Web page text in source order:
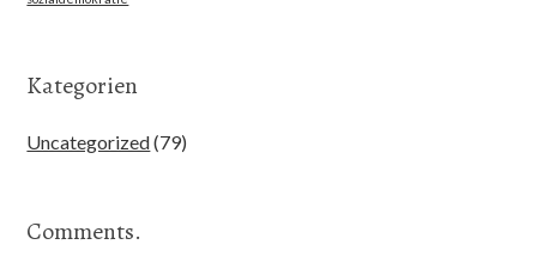
Kategorien
Uncategorized(79)
Comments.